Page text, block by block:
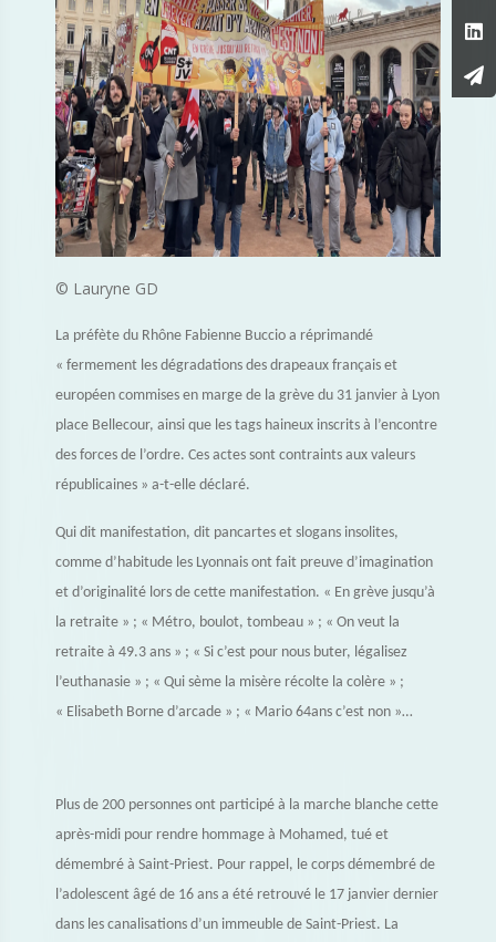
© Lauryne GD
La préfète du Rhône Fabienne Buccio a réprimandé
« fermement les dégradations des drapeaux français et
européen commises en marge de la grève du 31 janvier à Lyon
place Bellecour, ainsi que les tags haineux inscrits à l’encontre
des forces de l’ordre. Ces actes sont contraints aux valeurs
républicaines » a-t-elle déclaré.
Qui dit manifestation, dit pancartes et slogans insolites,
comme d’habitude les Lyonnais ont fait preuve d’imagination
et d’originalité lors de cette manifestation. « En grève jusqu’à
la retraite » ; « Métro, boulot, tombeau » ; « On veut la
retraite à 49.3 ans » ; « Si c’est pour nous buter, légalisez
l’euthanasie » ; « Qui sème la misère récolte la colère » ;
« Elisabeth Borne d’arcade » ; « Mario 64ans c’est non »…
Plus de 200 personnes ont participé à la marche blanche cette
après-midi pour rendre hommage à Mohamed, tué et
démembré à Saint-Priest. Pour rappel, le corps démembré de
l’adolescent âgé de 16 ans a été retrouvé le 17 janvier dernier
dans les canalisations d’un immeuble de Saint-Priest. La